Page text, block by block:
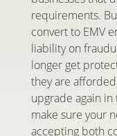
requirements.
convert to EMV
liability on
longer get
they are
upgrade again
make sure your
accepting both